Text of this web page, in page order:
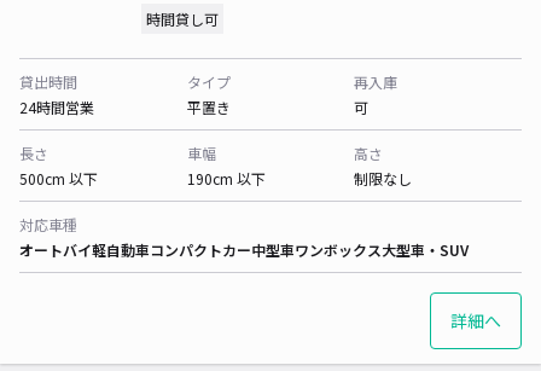
時間貸し可
貸出時間
24時間営業
タイプ
平置き
再入庫
可
長さ
500cm 以下
車幅
190cm 以下
高さ
制限なし
対応車種
オートバイ軽自動車コンパクトカー中型車ワンボックス大型車・SUV
詳細へ